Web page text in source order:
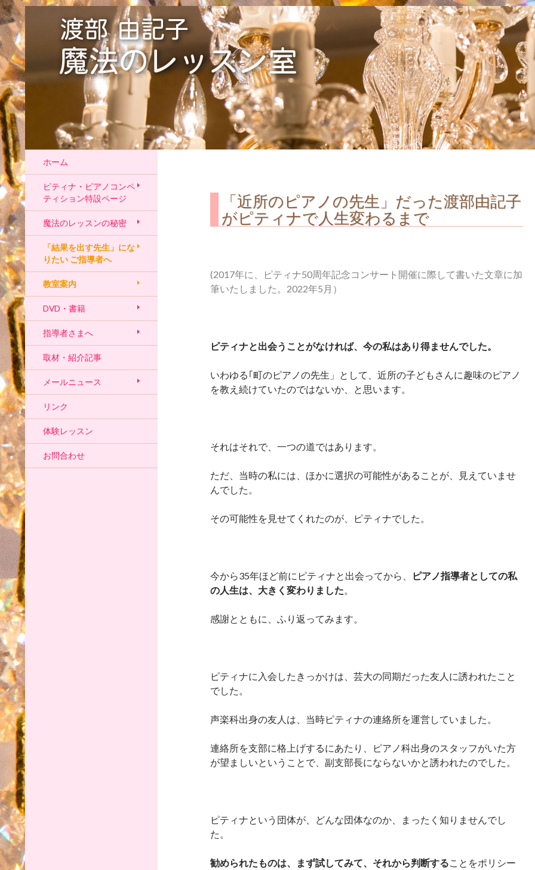
「近所のピアノの先生」だった渡部由記子
がピティナで人生変わるまで
(2017年に、ピティナ50周年記念コンサート開催に際して書いた文章に加
筆いたしました。2022年5月）
ピティナと出会うことがなければ、今の私はあり得ませんでした。
いわゆる｢町のピアノの先生」として、近所の子どもさんに趣味のピアノ
を教え続けていたのではないか、と思います。
それはそれで、一つの道ではあります。
ただ、当時の私には、ほかに選択の可能性があることが、見えていませ
んでした。
その可能性を見せてくれたのが、ピティナでした。
今から35年ほど前にピティナと出会ってから、
ピアノ指導者としての私
の人生は、大きく変わりました。
感謝とともに、ふり返ってみます。
ピティナに入会したきっかけは、芸大の同期だった友人に誘われたこと
でした。
声楽科出身の友人は、当時ピティナの連絡所を運営していました。
連絡所を支部に格上げするにあたり、ピアノ科出身のスタッフがいた方
が望ましいということで、副支部長にならないかと誘われたのでした。
ピティナという団体が、どんな団体なのか、まったく知りませんでし
た。
勧められたものは、まず試してみて、それから判断することをポリシー
ホーム
ピティナ・ピアノコンペ
ティション特設ページ
魔法のレッスンの秘密
「結果を出す先生」にな
りたい ご指導者へ
教室案内
DVD・書籍
指導者さまへ
取材・紹介記事
メールニュース
リンク
体験レッスン
お問合わせ